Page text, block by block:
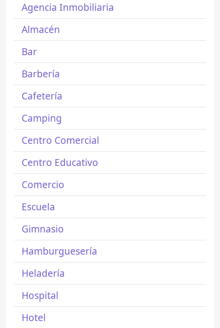
Agencia Inmobiliaria
Almacén
Bar
Barbería
Cafetería
Camping
Centro Comercial
Centro Educativo
Comercio
Escuela
Gimnasio
Hamburguesería
Heladería
Hospital
Hotel